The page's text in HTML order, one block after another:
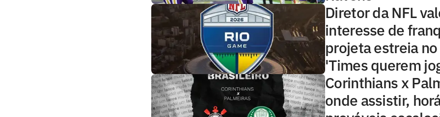
Diretor da NFL
interesse de
projeta estreia no
'Times querem
Corinthians x
onde assistir,